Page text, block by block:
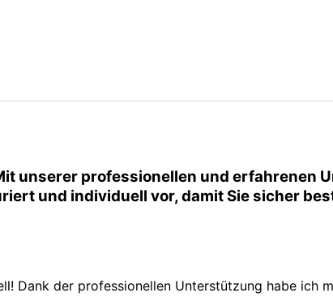
unserer professionellen und erfahrenen
und individuell vor, damit Sie sicher
Dank der professionellen Unterstützung habe ich